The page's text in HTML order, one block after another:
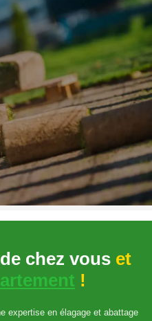
chez vous et
!
expertise en élagage et abattage